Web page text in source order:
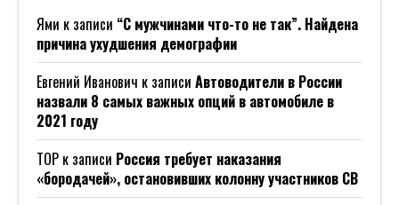
Ями к записи “С мужчинами что-то не так”. Найдена
причина ухудшения демографии
Евгений Иванович к записи Автоводители в России
назвали 8 самых важных опций в автомобиле в
2021 году
ТОР к записи Россия требует наказания
«бородачей», остановивших колонну участников СВ